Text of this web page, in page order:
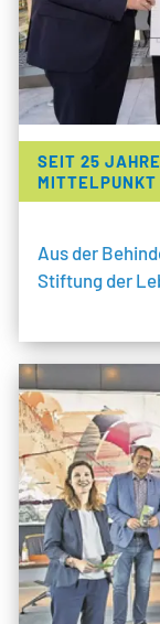
SEIT 25
MITTELPUNKT
Aus der
Stiftung der